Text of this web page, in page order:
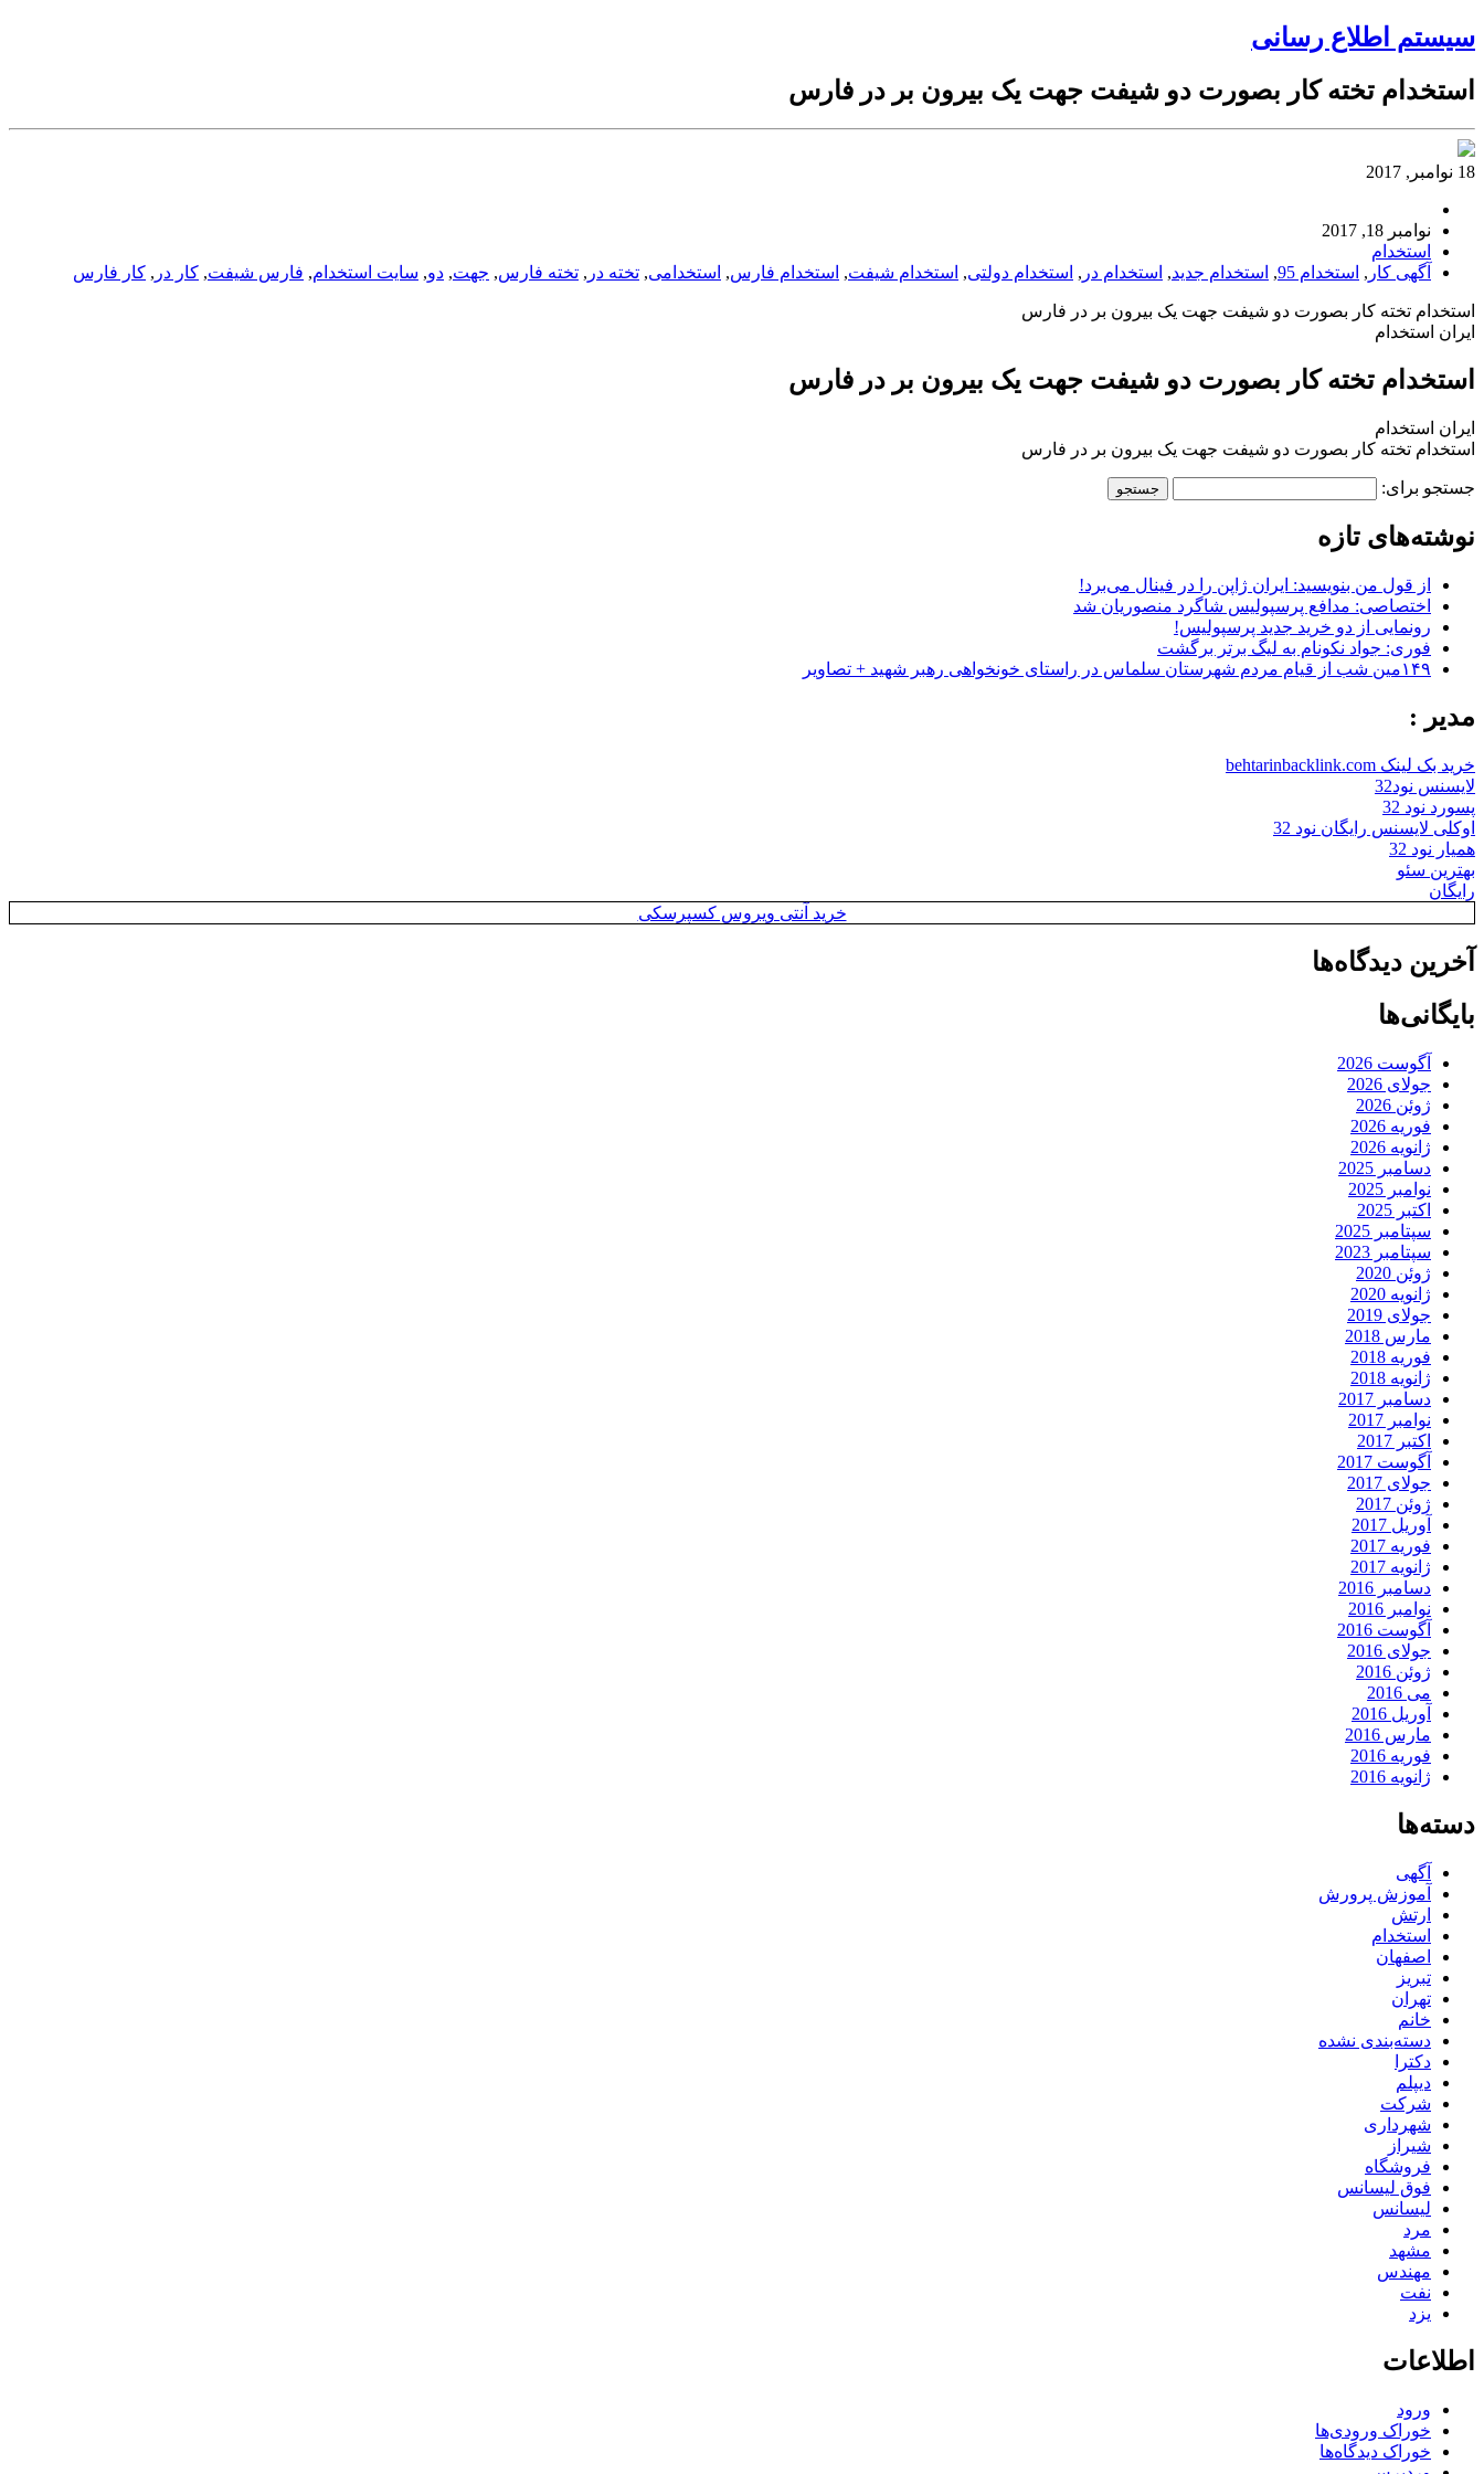
سیستم اطلاع رسانی
استخدام تخته کار بصورت دو شیفت جهت یک بیرون بر در فارس
18 نوامبر, 2017
نوامبر 18, 2017
استخدام
آگهی کار , استخدام 95 , استخدام جدید, استخدام در , استخدام دولتی, استخدام شیفت, استخدام فارس, استخدامی, تخته در , تخته فارس, جهت, دو, سایت استخدام, فارس شیفت, کار در , کار فارس
استخدام تخته کار بصورت دو شیفت جهت یک بیرون بر در فارس
ایران استخدام
استخدام تخته کار بصورت دو شیفت جهت یک بیرون بر در فارس
ایران استخدام
استخدام تخته کار بصورت دو شیفت جهت یک بیرون بر در فارس
جستجو برای:
نوشته‌های تازه
از قول من بنویسید: ایران ژاپن را در فینال می‌برد!
اختصاصی: مدافع پرسپولیس شاگرد منصوریان شد
رونمایی از دو خرید جدید پرسپولیس!
فوری: جواد نکونام به لیگ برتر برگشت
۱۴۹مین شب از قیام مردم شهرستان سلماس در راستای خونخواهی رهبر شهید + تصاویر
مدیر :
خرید بک لینک behtarinbacklink.com
لایسنس نود32
پسورد نود 32
اوکلی لایسنس رایگان نود 32
همیار نود 32
بهترین سئو
رایگان
خرید آنتی ویروس کسپرسکی
آخرین دیدگاه‌ها
بایگانی‌ها
آگوست 2026
جولای 2026
ژوئن 2026
فوریه 2026
ژانویه 2026
دسامبر 2025
نوامبر 2025
اکتبر 2025
سپتامبر 2025
سپتامبر 2023
ژوئن 2020
ژانویه 2020
جولای 2019
مارس 2018
فوریه 2018
ژانویه 2018
دسامبر 2017
نوامبر 2017
اکتبر 2017
آگوست 2017
جولای 2017
ژوئن 2017
آوریل 2017
فوریه 2017
ژانویه 2017
دسامبر 2016
نوامبر 2016
آگوست 2016
جولای 2016
ژوئن 2016
می 2016
آوریل 2016
مارس 2016
فوریه 2016
ژانویه 2016
دسته‌ها
آگهی
آموزش پرورش
ارتش
استخدام
اصفهان
تبریز
تهران
خانم
دسته‌بندی نشده
دکترا
دیپلم
شرکت
شهرداری
شیراز
فروشگاه
فوق لیسانس
لیسانس
مرد
مشهد
مهندس
نفت
یزد
اطلاعات
ورود
خوراک ورودی‌ها
خوراک دیدگاه‌ها